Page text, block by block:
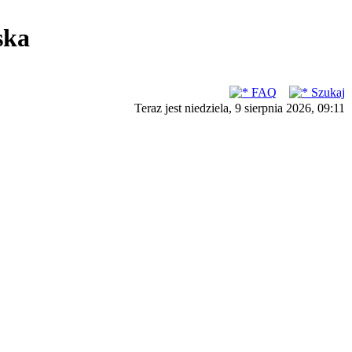
FAQ
Szukaj
Teraz jest niedziela, 9 sierpnia 2026, 09:11